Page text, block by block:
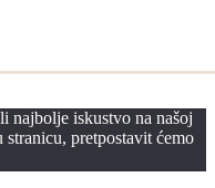
najbolje iskustvo na našoj
pretpostavit ćemo